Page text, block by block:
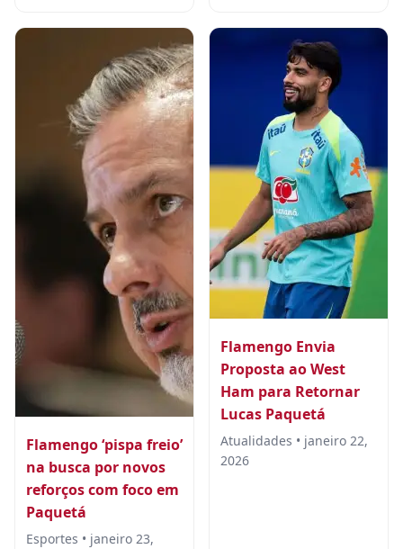
Flamengo ‘pispa freio’
na busca por novos
reforços com foco em
Paquetá
Esportes • janeiro 23,
Flamengo Envia
Proposta ao West
Ham para Retornar
Lucas Paquetá
Atualidades • janeiro 22,
2026